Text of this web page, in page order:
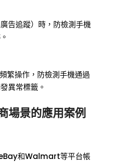
告追蹤）時，防檢測手機
繁操作，防檢測手機通過
異常標籤。
場景的應用案例
和Walmart等平台帳